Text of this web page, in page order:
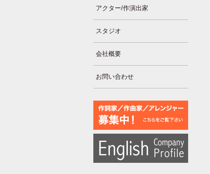
アクター/作演出家
スタジオ
会社概要
お問い合わせ